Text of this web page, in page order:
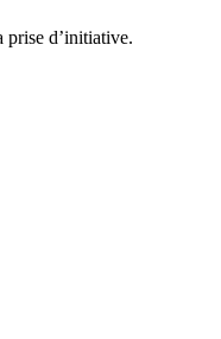
prise d’initiative.